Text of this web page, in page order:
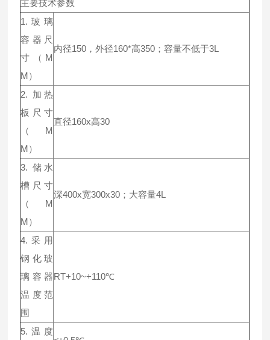
主要技术参数
1.玻璃
容器尺
寸（M
M）
内径150，外径160*高350；容量不低于3L
2. 加热
板尺寸
（M
M）
直径160x高30
3. 储水
槽尺寸
（M
M）
深400x宽300x30；大容量4L
4.采用
钢化玻
璃容器
温度范
围
RT+10~+110℃
5.温度